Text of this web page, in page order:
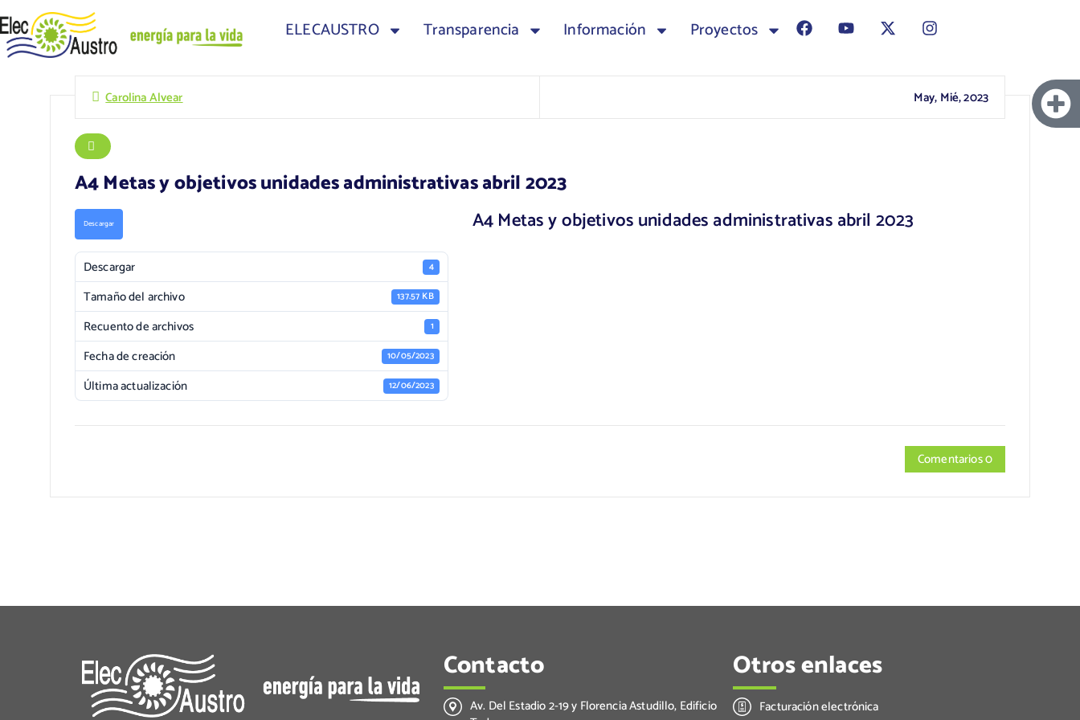
ELECAUSTRO Transparencia Información Proyectos
Carolina Alvear May, Mié, 2023
A4 Metas y objetivos unidades administrativas abril 2023
Descargar
Descargar 4
Tamaño del archivo 137.57 KB
Recuento de archivos 1
Fecha de creación 10/05/2023
Última actualización 12/06/2023
A4 Metas y objetivos unidades administrativas abril 2023
Comentarios 0
Contacto
Av. Del Estadio 2-19 y Florencia Astudillo, Edificio
Otros enlaces
Facturación electrónica